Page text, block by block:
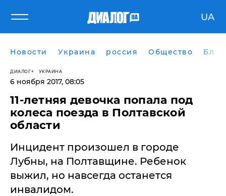
UA
Новости Украина россия Общество
ДИАЛОГ УКРАИНА
6 ноября 2017, 08:05
11-летняя девочка попала под
колеса поезда в Полтавской
области
Инцидент произошел в городе
Лубны, на Полтавщине. Ребенок
выжил, но навсегда останется
инвалидом.